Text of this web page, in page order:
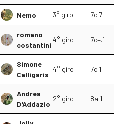
Nemo 3° giro 7c.7
romano
costantini
4° giro 7c+.1
Simone
Calligaris
4° giro 7c.1
Andrea
D'Addazio
2° giro 8a.1